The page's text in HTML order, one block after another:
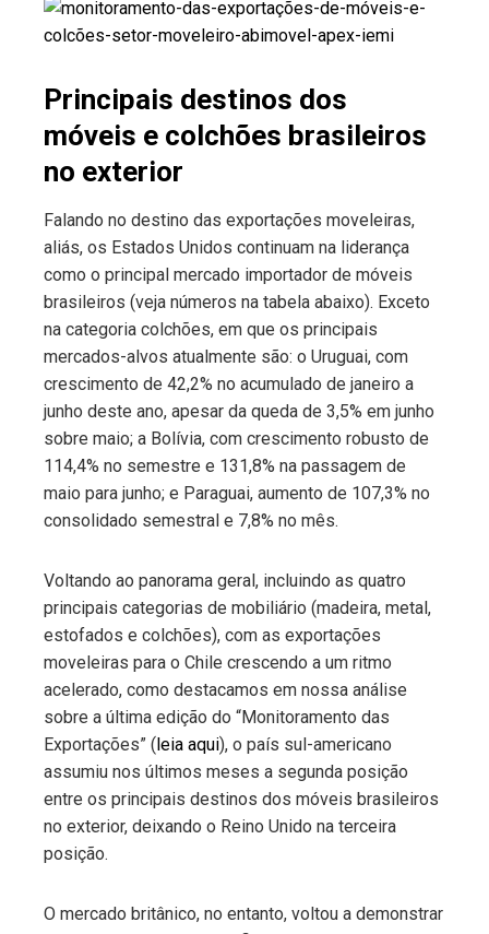
Principais destinos dos
móveis e colchões brasileiros
no exterior
Falando no destino das exportações moveleiras,
aliás, os Estados Unidos continuam na liderança
como o principal mercado importador de móveis
brasileiros (veja números na tabela abaixo). Exceto
na categoria colchões, em que os principais
mercados-alvos atualmente são: o Uruguai, com
crescimento de 42,2% no acumulado de janeiro a
junho deste ano, apesar da queda de 3,5% em junho
sobre maio; a Bolívia, com crescimento robusto de
114,4% no semestre e 131,8% na passagem de
maio para junho; e Paraguai, aumento de 107,3% no
consolidado semestral e 7,8% no mês.
Voltando ao panorama geral, incluindo as quatro
principais categorias de mobiliário (madeira, metal,
estofados e colchões), com as exportações
moveleiras para o Chile crescendo a um ritmo
acelerado, como destacamos em nossa análise
sobre a última edição do “Monitoramento das
Exportações” (leia aqui), o país sul-americano
assumiu nos últimos meses a segunda posição
entre os principais destinos dos móveis brasileiros
no exterior, deixando o Reino Unido na terceira
posição.
O mercado britânico, no entanto, voltou a demonstrar